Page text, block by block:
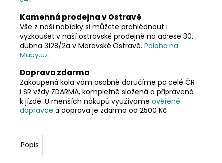
Kamenná prodejna v Ostravě
Vše z naší nabídky si můžete prohlédnout i
vyzkoušet v naší ostravské prodejně na adrese 30.
dubna 3128/2a v Moravské Ostravě. Poloha na
Mapy.cz.
Doprava zdarma
Zakoupená kola vám osobně doručíme po celé ČR
i SR vždy ZDARMA, kompletně složená a připravená
k jízdě. U menších nákupů využíváme ověřené
dopravce a doprava je zdarma od 2500 Kč.
Popis